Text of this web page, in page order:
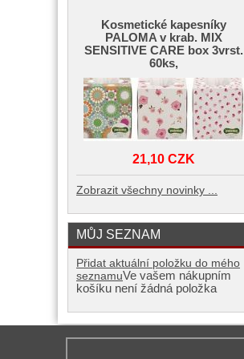
Kosmetické kapesníky
PALOMA v krab. MIX
SENSITIVE CARE box 3vrst.
60ks,
21,10 CZK
Zobrazit všechny novinky ...
MŮJ SEZNAM
Přidat aktuální položku do mého
seznamuVe vašem nákupním
košíku není žádná položka